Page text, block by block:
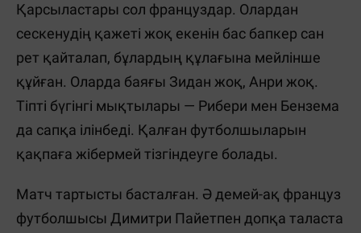
Қарсыластары сол француздар. Олардан
сескенудің қажеті жоқ екенін бас бапкер сан
рет қайталап, бұлардың құлағына мейлінше
құйған. Оларда баяғы Зидан жоқ, Анри жоқ.
Тіпті бүгінгі мықтылары — Рибери мен Бензема
да сапқа ілінбеді. Қалған футболшыларын
қақпаға жібермей тізгіндеуге болады.
Матч тартысты басталған. Ә демей-ақ француз
футболшысы Димитри Пайетпен допқа таласта